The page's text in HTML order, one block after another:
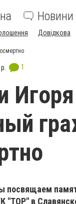
Новини
Довідкова
1
посвящаем
"ТОР" в